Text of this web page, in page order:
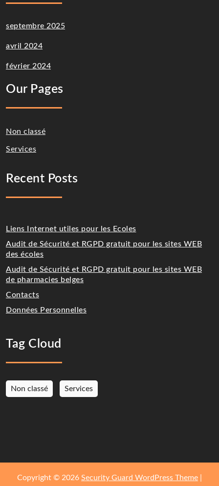
septembre 2025
avril 2024
février 2024
Our Pages
Non classé
Services
Recent Posts
Liens Internet utiles pour les Ecoles
Audit de Sécurité et RGPD gratuit pour les sites WEB
des écoles
Audit de Sécurité et RGPD gratuit pour les sites WEB
de pharmacies belges
Contacts
Données Personnelles
Tag Cloud
Non classé Services
Copyright © 2026 Security Guard WordPress Theme